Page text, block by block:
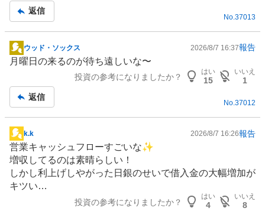
返信
No. 37013
掲
示
事
ウッド・ソックス 2026/8/7 16:37報告
月曜日の来るのが待ち遠しいな〜
投資の参考になりましたか？
はい
15
いいえ
1
返信
No.37012
掲
示
板
記
事
k.k 2026/8/7 16:26報告
営業キャッシュフローすごいな✨
増収してるのは素晴らしい！
しかし利上げしやがった日銀のせいで借入金の大幅増加が
キツい…
投資の参考になりましたか？
はい
4
いいえ
8